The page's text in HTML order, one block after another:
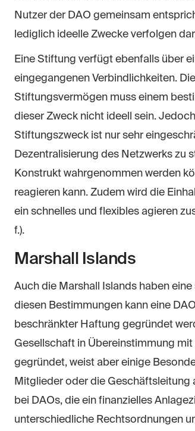
Nutzer der DAO gemeinsam
lediglich ideelle Zwecke verfolgen
Eine Stiftung verfügt ebenfalls über
eingegangenen Verbindlichkeiten.
Stiftungsvermögen muss einem
dieser Zweck nicht ideell sein.
Stiftungszweck ist nur sehr
Dezentralisierung des Netzwerks zu
Konstrukt wahrgenommen werden
reagieren kann. Zudem wird die
ein schnelles und flexibles agieren
f.).
Marshall Islands
Auch die Marshall Islands haben
diesen Bestimmungen kann eine
beschränkter Haftung gegründet
Gesellschaft in Übereinstimmung
gegründet, weist aber einige
Mitglieder oder die Geschäftsleitung
bei DAOs, die ein finanzielles
unterschiedliche Rechtsordnungen